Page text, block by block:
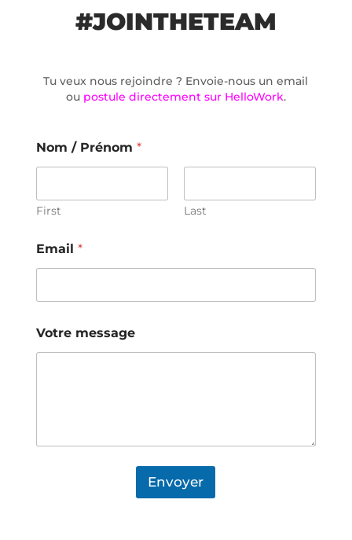
#JOINTHETEAM
Tu veux nous rejoindre ? Envoie-nous un email
ou postule directement sur HelloWork.
Nom / Prénom *
First Last
Email *
Votre message
Envoyer